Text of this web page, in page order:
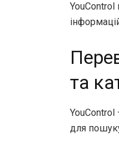
та
YouControl
для